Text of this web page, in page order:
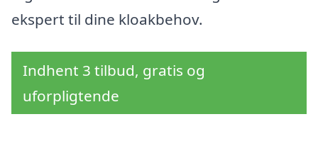
ekspert til dine kloakbehov.
Indhent 3 tilbud, gratis og
uforpligtende